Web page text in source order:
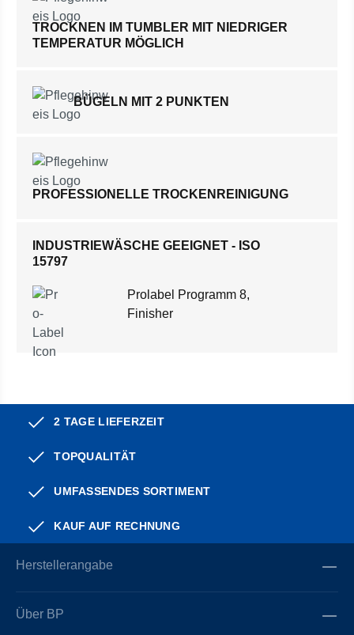
TROCKNEN IM TUMBLER MIT NIEDRIGER
TEMPERATUR MÖGLICH
BÜGELN MIT 2 PUNKTEN
PROFESSIONELLE TROCKENREINIGUNG
INDUSTRIEWÄSCHE GEEIGNET - ISO
15797
Prolabel Programm 8,
Finisher
2 TAGE LIEFERZEIT
TOPQUALITÄT
UMFASSENDES SORTIMENT
KAUF AUF RECHNUNG
Herstellerangabe
Über BP